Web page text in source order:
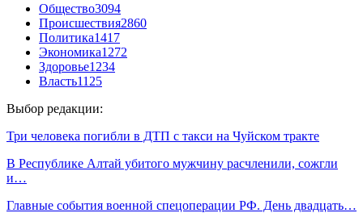
Общество3094
Происшествия2860
Политика1417
Экономика1272
Здоровье1234
Власть1125
Выбор редакции:
Три человека погибли в ДТП с такси на Чуйском тракте
В Республике Алтай убитого мужчину расчленили, сожгли
и…
Главные события военной спецоперации РФ. День двадцать…